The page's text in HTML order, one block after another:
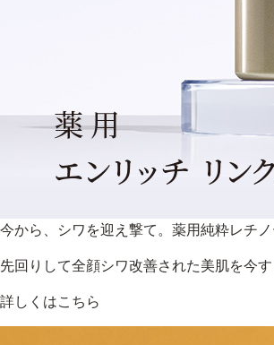
今から、シワを迎え撃て。薬用純粋レチ
先回りして全顔シワ改善された美肌を今す
詳しくはこちら